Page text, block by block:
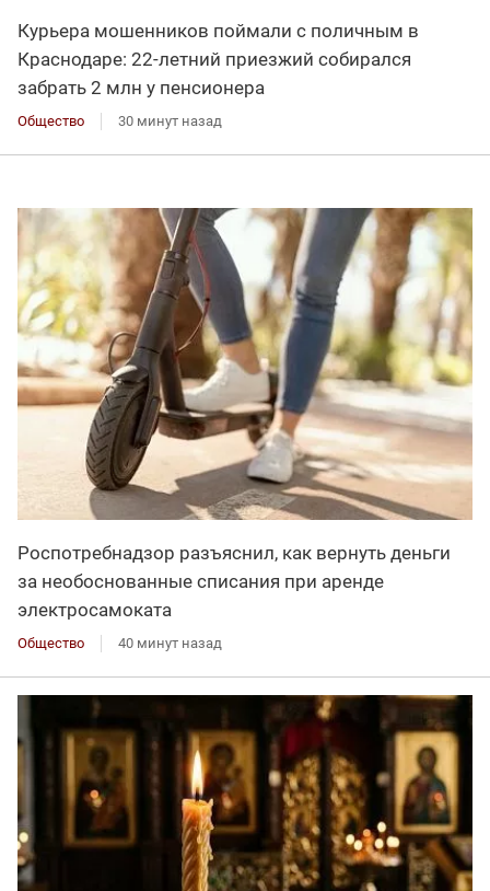
Курьера мошенников поймали с поличным в
Краснодаре: 22-летний приезжий собирался
забрать 2 млн у пенсионера
Общество 30 минут назад
Роспотребнадзор разъяснил, как вернуть деньги
за необоснованные списания при аренде
электросамоката
Общество 40 минут назад